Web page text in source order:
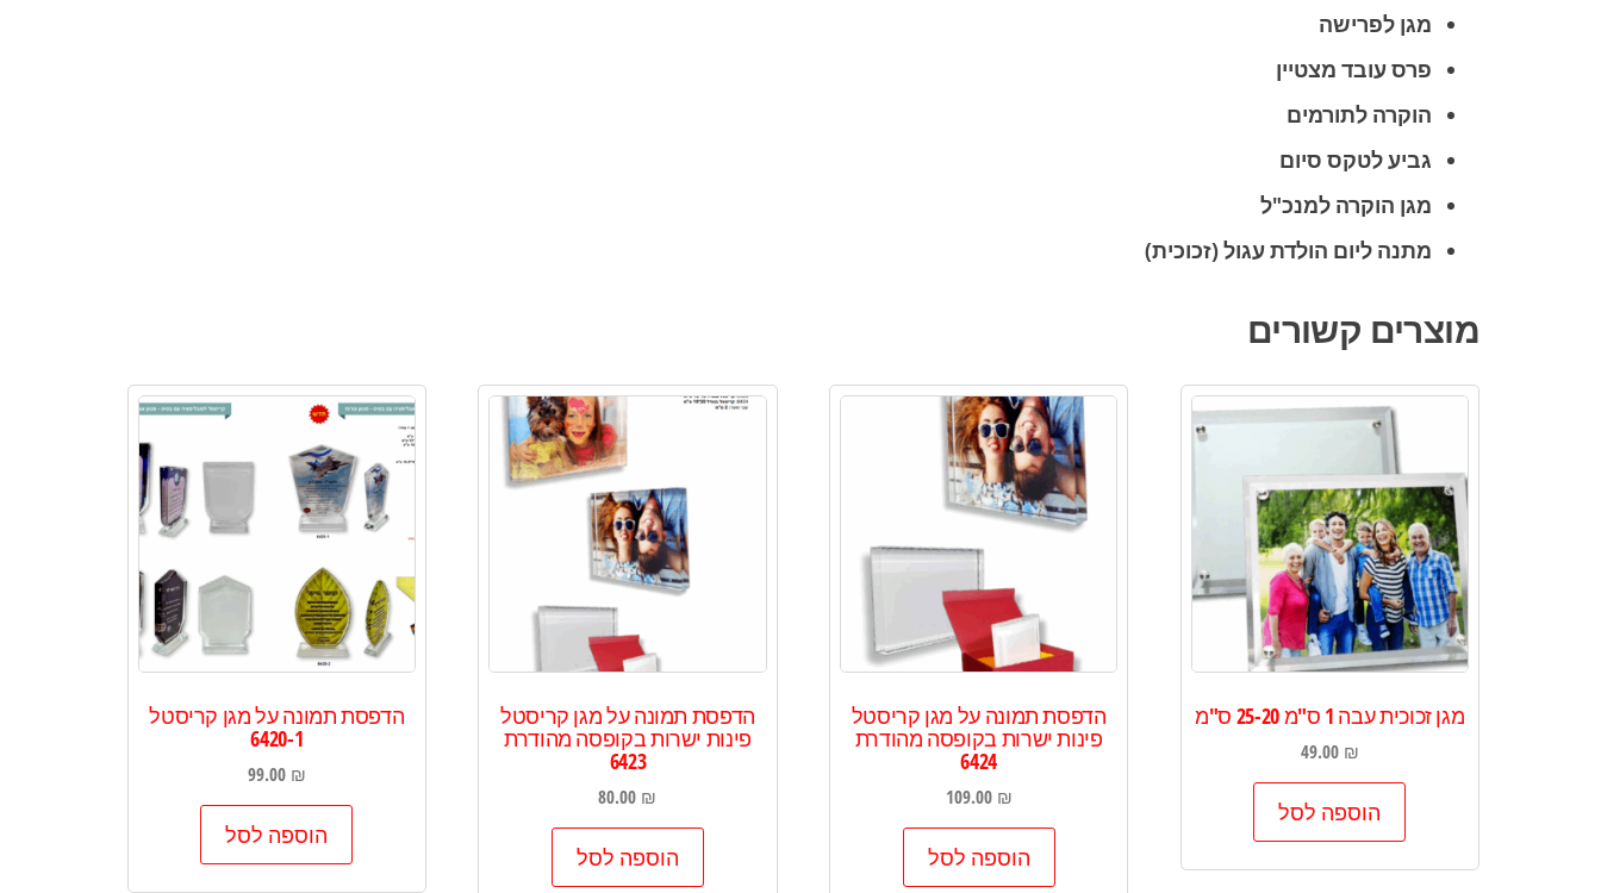
מגן לפרישה
פרס עובד מצטיין
הוקרה לתורמים
גביע לטקס סיום
מגן הוקרה למנכ"ל
מתנה ליום הולדת עגול (זכוכית)
מוצרים קשורים
מגן זכוכית עבה 1 ס"מ 25-20 ס"מ
49.00 ₪
הוספה לסל
הדפסת תמונה על מגן קריסטל
פינות ישרות בקופסה מהודרת
6424
109.00 ₪
הוספה לסל
הדפסת תמונה על מגן קריסטל
פינות ישרות בקופסה מהודרת
6423
80.00 ₪
הוספה לסל
הדפסת תמונה על מגן קריסטל
6420-1
99.00 ₪
הוספה לסל